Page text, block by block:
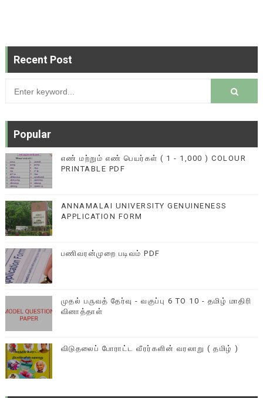
Recent Post
Popular
எண் மற்றும் எண் பெயர்கள் ( 1 - 1,000 ) COLOUR
PRINTABLE PDF
ANNAMALAI UNIVERSITY GENUINENESS
APPLICATION FORM
பணிவரன்முறை படிவம் PDF
முதல் பருவத் தேர்வு - வகுப்பு 6 TO 10 - தமிழ் மாதிரி
வினாத்தாள்
விடுதலைப் போராட்ட வீரர்களின் வரலாறு ( தமிழ் )